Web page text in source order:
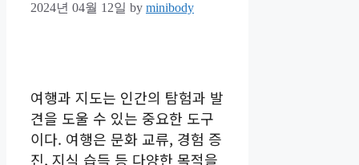
2024년 04월 12일 by minibody
여행과 지도는 인간의 탐험과 발
견을 도울 수 있는 중요한 도구
이다. 여행은 문화 교류, 경험 증
진, 지식 습득 등 다양한 목적을